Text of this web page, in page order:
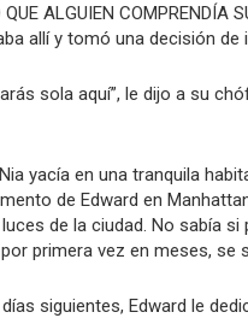
ALGUIEN COMPRENDÍA
allí y tomó una decisión de
sola aquí”, le dijo a su
yacía en una tranquila
de Edward en
de la ciudad. No sabía si
primera vez en meses, se
siguientes, Edward le